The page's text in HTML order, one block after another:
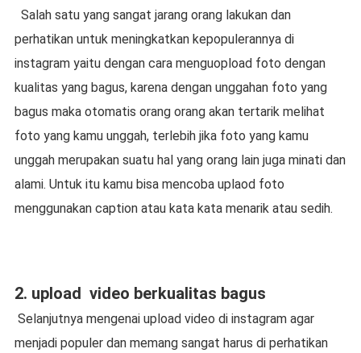
Salah satu yang sangat jarang orang lakukan dan
perhatikan untuk meningkatkan kepopulerannya di
instagram yaitu dengan cara menguopload foto dengan
kualitas yang bagus, karena dengan unggahan foto yang
bagus maka otomatis orang orang akan tertarik melihat
foto yang kamu unggah, terlebih jika foto yang kamu
unggah merupakan suatu hal yang orang lain juga minati dan
alami. Untuk itu kamu bisa mencoba uplaod foto
menggunakan caption atau kata kata menarik atau sedih.
2. upload video berkualitas bagus
Selanjutnya mengenai upload video di instagram agar
menjadi populer dan memang sangat harus di perhatikan